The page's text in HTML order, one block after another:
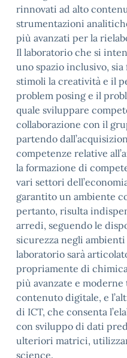
rinnovati ad alto
strumentazioni
più avanzati per la
Il laboratorio che si
uno spazio inclusivo,
stimoli la creatività e il
problem posing e il
quale sviluppare
collaborazione con il
partendo
competenze relative
la formazione di
vari settori
garantito un ambiente
pertanto, risulta
arredi, seguendo le
sicurezza negli
laboratorio sarà
propriamente di
più avanzate e
contenuto digitale, e
di ICT, che consenta
con sviluppo di dati
ulteriori matrici,
science.